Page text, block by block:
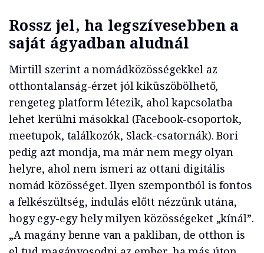
Rossz jel, ha legszívesebben a
saját ágyadban aludnál
Mirtill szerint a nomádközösségekkel az
otthontalanság-érzet jól kiküszöbölhető,
rengeteg platform létezik, ahol kapcsolatba
lehet kerülni másokkal (Facebook-csoportok,
meetupok, találkozók, Slack-csatornák). Bori
pedig azt mondja, ma már nem megy olyan
helyre, ahol nem ismeri az ottani digitális
nomád közösséget. Ilyen szempontból is fontos
a felkészültség, indulás előtt nézzünk utána,
hogy egy-egy hely milyen közösségeket „kínál”.
„A magány benne van a pakliban, de otthon is